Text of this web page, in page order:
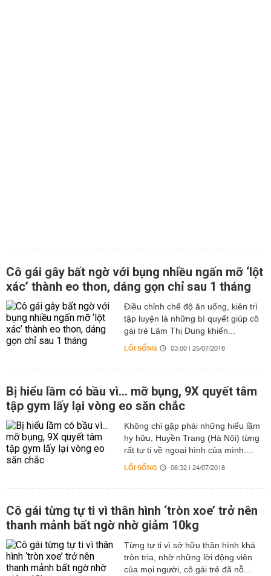
Cô gái gây bất ngờ với bụng nhiều ngấn mỡ ‘lột
xác’ thành eo thon, dáng gọn chỉ sau 1 tháng
Điều chỉnh chế độ ăn uống, kiên trì
tập luyện là những bí quyết giúp cô
gái trẻ Lâm Thị Dung khiến...
LỐI SỐNG 03:00 | 25/07/2018
Bị hiểu lầm có bầu vì... mỡ bụng, 9X quyết tâm
tập gym lấy lại vòng eo săn chắc
Không chỉ gặp phải những hiểu lầm
hy hữu, Huyền Trang (Hà Nội) từng
rất tự ti về ngoại hình của mình....
LỐI SỐNG 06:32 | 24/07/2018
Cô gái từng tự ti vì thân hình ‘tròn xoe’ trở nên
thanh mảnh bất ngờ nhờ giảm 10kg
Từng tự ti vì sở hữu thân hình khá
tròn trịa, nhờ những lời động viên
của mọi người, cô gái trẻ đã nỗ...